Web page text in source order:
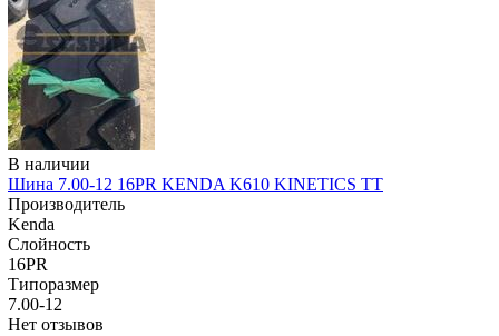
В наличии
Шина 7.00-12 16PR KENDA K610 KINETICS TT
Производитель
Kenda
Слойность
16PR
Типоразмер
7.00-12
Нет отзывов